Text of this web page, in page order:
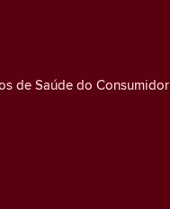
de Saúde do Consumidor